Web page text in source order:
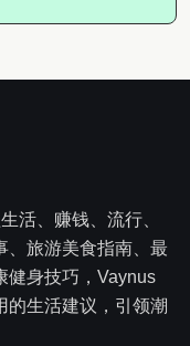
活、赚钱、流行、
、旅游美食指南、最
健身技巧，Vaynus
的生活建议，引领潮